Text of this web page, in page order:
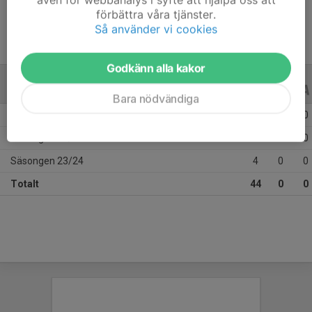
0
0
Säsongen 23/24 4 0 0
Totalt 44 0 0
förbättra våra tjänster.
Så använder vi cookies
Godkänn alla kakor
Bara nödvändiga